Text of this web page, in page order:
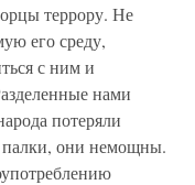
террору. Не
его среду,
с ним и
нами
потеряли
палки, они немощны.